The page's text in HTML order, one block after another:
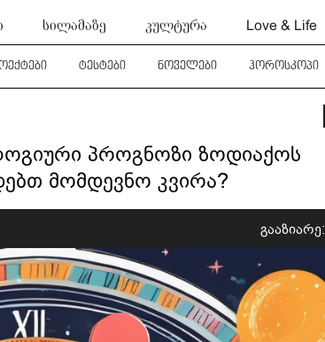
სილამაზე კულტურა Love & Life
ტესტები ნოველები ჰოროსკოპი
პროგნოზი ზოდიაქოს
მომდევნო კვირა?
გააზიარე: